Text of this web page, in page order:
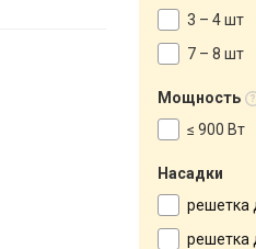
3 – 4 шт
7 – 8 шт
Мощность
≤ 900 Вт
Насадки
решетка
решетка